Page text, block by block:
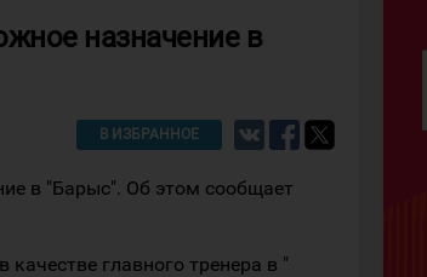
назначение в
В ИЗБРАННОЕ
в "Барыс". Об этом сообщает
главного тренера в "